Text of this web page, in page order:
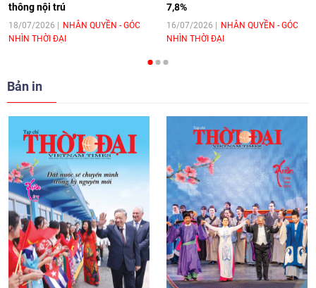
[Video] Trao tặng Kỷ niệm chương "Vì
hòa bình, hữu nghị giữa các dân tộc"
cho Đại sứ Hungary tại Việt Nam
[Video] Nhân dân Việt Nam luôn trân
trọng tình cảm của nước Nga
08:02 | 13/06/2026
Video: Cơ hội giao lưu quốc tế cho học
sinh Việt Nam tại trại hè Artek
14:41|12/06/2026
thông nội trú
18/07/2026
NHÂN QUYỀN - GÓC
NHÌN THỜI ĐẠI
7,8%
16/07/2026
NHÂN QUYỀN - GÓC
NHÌN THỜI ĐẠI
Bản in